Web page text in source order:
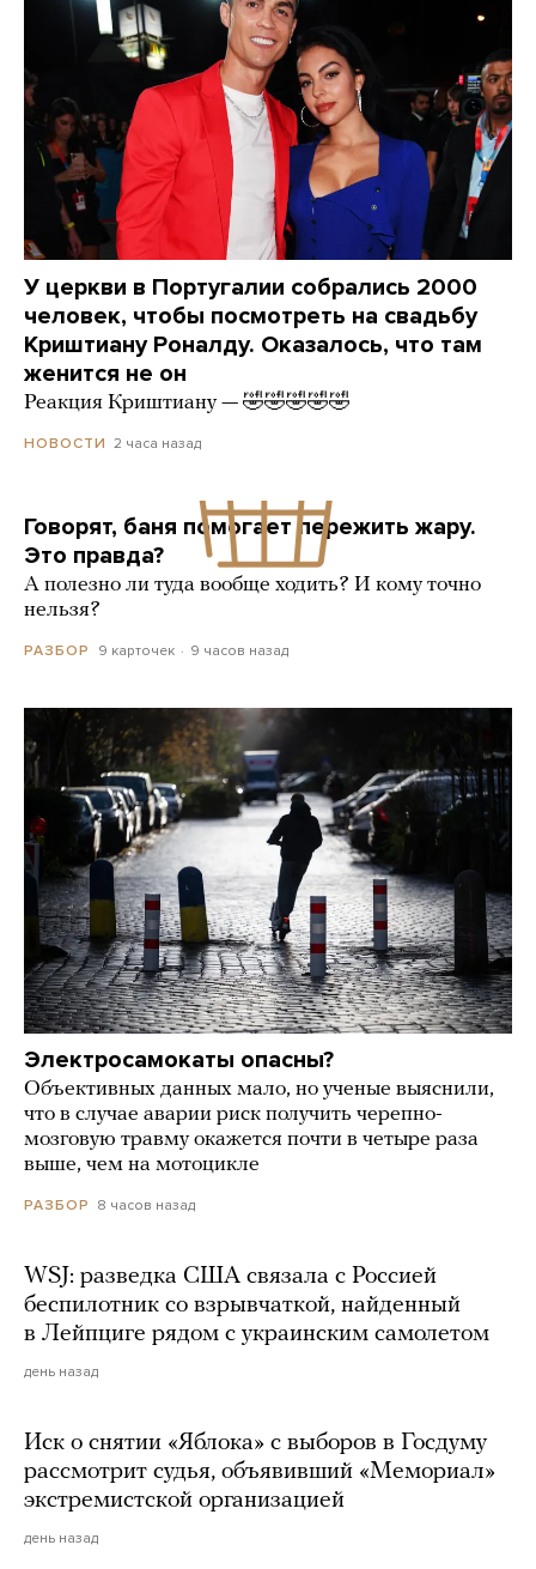
У церкви в Португалии собрались 2000
человек, чтобы посмотреть на свадьбу
Криштиану Роналду. Оказалось, что там
женится не он
Реакция Криштиану — 🤣🤣🤣🤣🤣
НОВОСТИ 2 часа назад
Говорят, баня помогает пережить жару.
Это правда?
А полезно ли туда вообще ходить? И кому точно
нельзя?
РАЗБОР 9 карточек 9 часов назад
Электросамокаты опасны?
Объективных данных мало, но ученые выяснили,
что в случае аварии риск получить черепно-
мозговую травму окажется почти в четыре раза
выше, чем на мотоцикле
РАЗБОР 8 часов назад
WSJ: разведка США связала с Россией
беспилотник со взрывчаткой, найденный
в Лейпциге рядом с украинским самолетом
день назад
Иск о снятии «Яблока» с выборов в Госдуму
рассмотрит судья, объявивший «Мемориал»
экстремистской организацией
день назад